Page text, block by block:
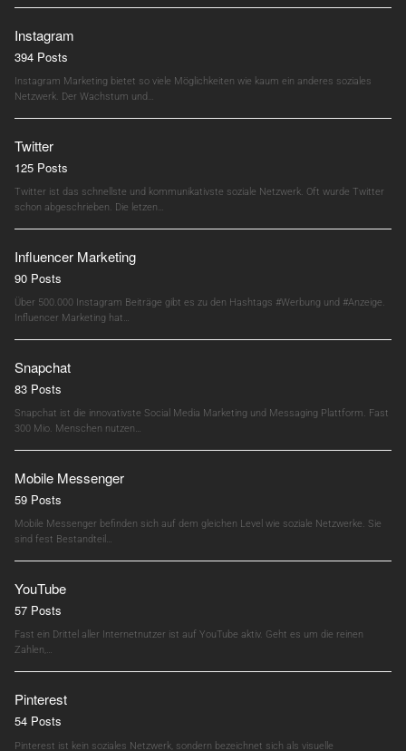
Instagram
394 Posts
Instagram Marketing bietet so viele Möglichkeiten wie kaum ein anderes soziales
Netzwerk. Der Wachstum und…
Twitter
125 Posts
Twitter ist das schnellste und kommunikativste soziale Netzwerk. Oft wurde Twitter
schon abgeschrieben. Die letzen…
Influencer Marketing
90 Posts
Über 500.000 Instagram Beiträge gibt es zu den Hashtags #Werbung und #Anzeige.
Influencer Marketing hat…
Snapchat
83 Posts
Snapchat ist die innovativste Social Media Marketing und Messaging Plattform. Fast
300 Mio. Menschen nutzen…
Mobile Messenger
59 Posts
Mobile Messenger befinden sich auf dem gleichen Level wie soziale Netzwerke. Sie
sind fest Bestandteil…
YouTube
57 Posts
Fast ein Drittel aller Internetnutzer ist auf YouTube aktiv. Geht es um die reinen
Zahlen,…
Pinterest
54 Posts
Pinterest ist kein soziales Netzwerk, sondern bezeichnet sich als visuelle